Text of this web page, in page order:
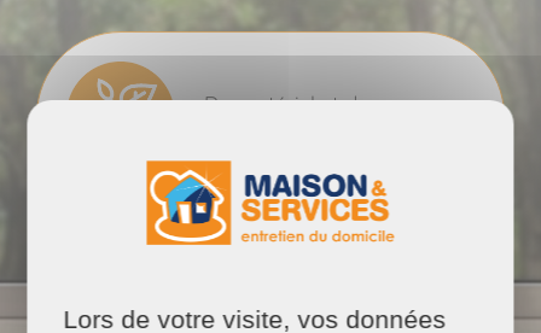
Du matériel et des
Untarif ajusté
Lors de votre visite, vos données